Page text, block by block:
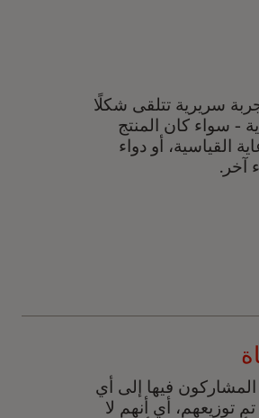
سريرية تتلقى شكلًا
- سواء كان المنتج
القياسية، أو دواء
آخر.
فيها إلى أي
توزيعهم، أي أنهم لا